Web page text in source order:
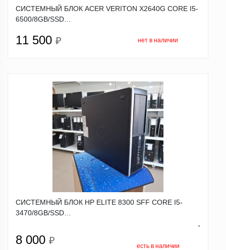
СИСТЕМНЫЙ БЛОК ACER VERITON X2640G CORE I5-
6500/8GB/SSD…
11 500 ₽ нет в наличии
СИСТЕМНЫЙ БЛОК HP ELITE 8300 SFF CORE I5-
3470/8GB/SSD…
8 000 ₽
`
есть в наличии